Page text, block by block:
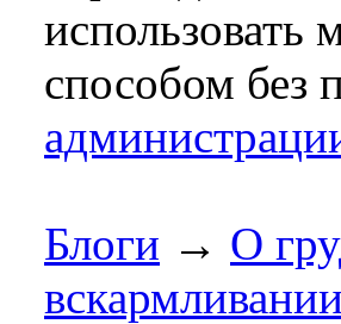
способом без
Блоги → O